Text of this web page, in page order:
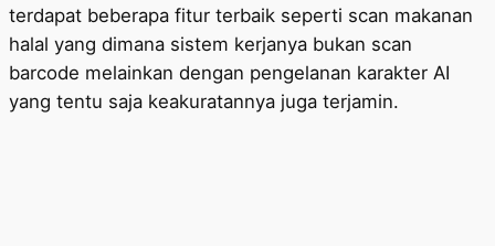
terdapat beberapa fitur terbaik seperti scan makanan
halal yang dimana sistem kerjanya bukan scan
barcode melainkan dengan pengelanan karakter AI
yang tentu saja keakuratannya juga terjamin.